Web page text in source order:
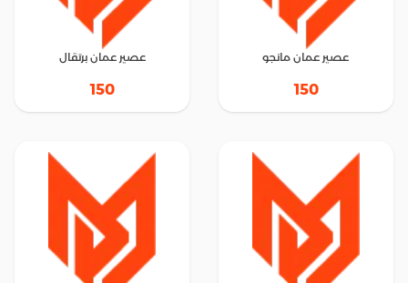
عصير عمان مانجو
150
عصير عمان برتقال
150